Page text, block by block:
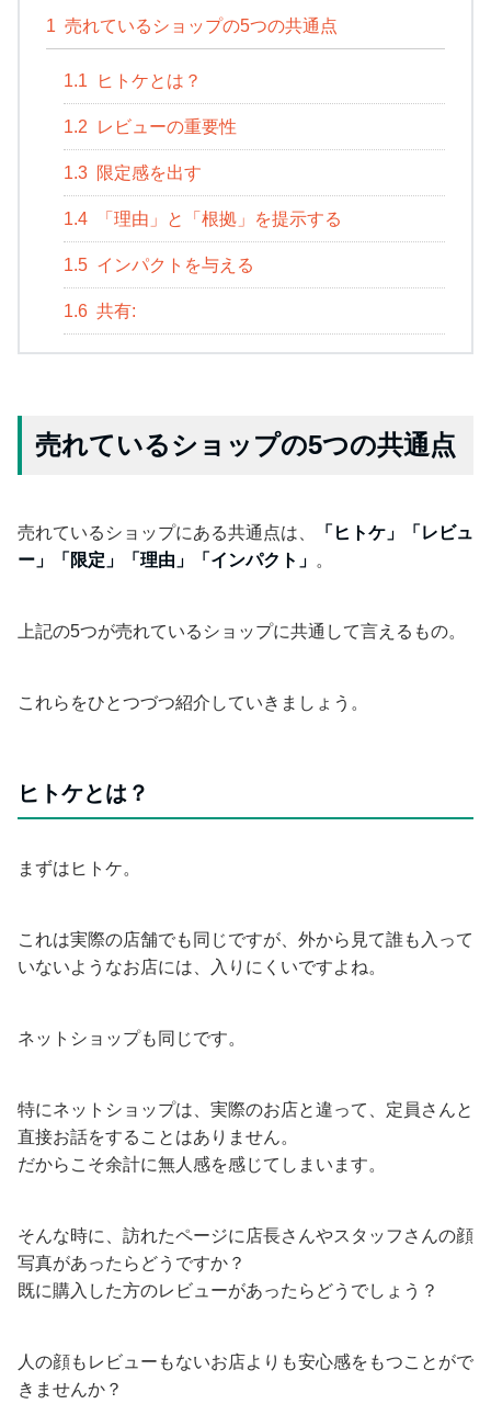
1 売れているショップの5つの共通点
1.1 ヒトケとは？
1.2 レビューの重要性
1.3 限定感を出す
1.4 「理由」と「根拠」を提示する
1.5 インパクトを与える
1.6 共有:
売れているショップの5つの共通点
売れているショップにある共通点は、
「ヒトケ」「レビュ
ー」「限定」「理由」「インパクト」 。
上記の5つが売れているショップに共通して言えるもの。
これらをひとつづつ紹介していきましょう。
ヒトケとは？
まずはヒトケ。
これは実際の店舗でも同じですが、外から見て誰も入って
いないようなお店には、入りにくいですよね。
ネットショップも同じです。
特にネットショップは、実際のお店と違って、定員さんと
直接お話をすることはありません。
だからこそ余計に無人感を感じてしまいます。
そんな時に、訪れたページに店長さんやスタッフさんの顔
写真があったらどうですか？
既に購入した方のレビューがあったらどうでしょう？
人の顔もレビューもないお店よりも安心感をもつことがで
きませんか？